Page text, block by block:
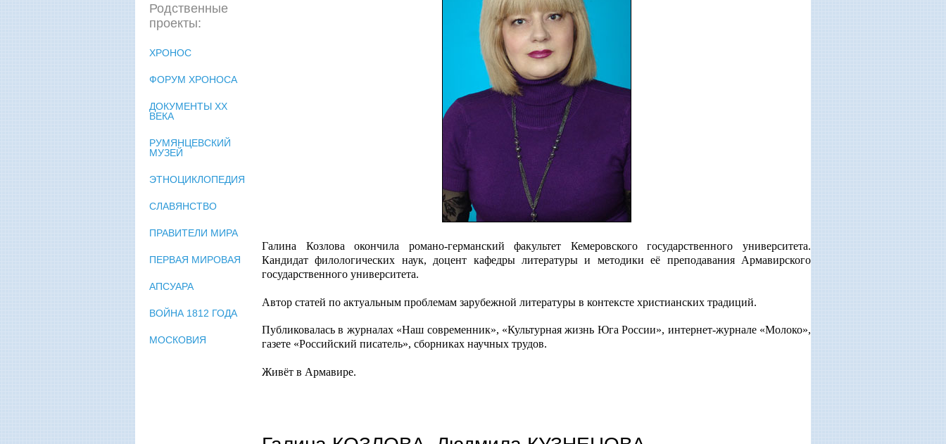
Галина Козлова окончила романо-германский факультет Кемеровского государственного университета.
Кандидат филологических наук, доцент кафедры литературы и методики её преподавания Армавирского
государственного университета.
Автор статей по актуальным проблемам зарубежной литературы в контексте христианских традиций.
Публиковалась в журналах «Наш современник», «Культурная жизнь Юга России», интернет-журнале «Молоко»,
газете «Российский писатель», сборниках научных трудов.
Живёт в Армавире.
Родственные
проекты:
ХРОНОС
ФОРУМ ХРОНОСА
ДОКУМЕНТЫ XX
ВЕКА
РУМЯНЦЕВСКИЙ
МУЗЕЙ
ЭТНОЦИКЛОПЕДИЯ
СЛАВЯНСТВО
ПРАВИТЕЛИ МИРА
ПЕРВАЯ МИРОВАЯ
АПСУАРА
ВОЙНА 1812 ГОДА
МОСКОВИЯ